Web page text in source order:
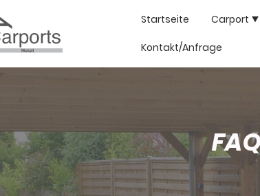
Startseite Carport
Kontakt/Anfrage